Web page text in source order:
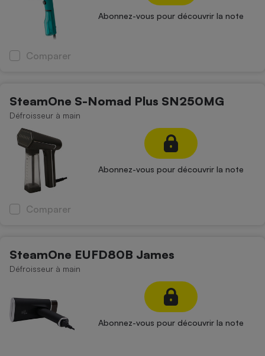
Abonnez-vous pour découvrir la note
Comparer
SteamOne S-Nomad Plus SN250MG
Défroisseur à main
Abonnez-vous pour découvrir la note
Comparer
SteamOne EUFD80B James
Défroisseur à main
Abonnez-vous pour découvrir la note